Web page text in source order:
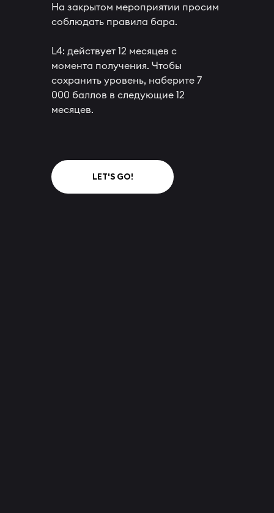
На закрытом мероприятии просим
соблюдать правила бара.
L4: действует 12 месяцев с
момента получения. Чтобы
сохранить уровень, наберите 7
000 баллов в следующие 12
месяцев.
LET'S GO!